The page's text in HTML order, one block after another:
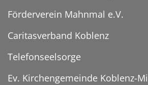
Förderverein Mahnmal e.V.
Caritasverband Koblenz
Telefonseelsorge
Ev. Kirchengemeinde Koblenz-